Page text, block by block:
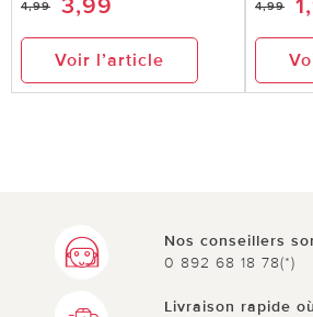
4,99 3,99
Voir l’article
4,99
Nos conseillers
0 892 68 18 78(*)
Livraison rapide